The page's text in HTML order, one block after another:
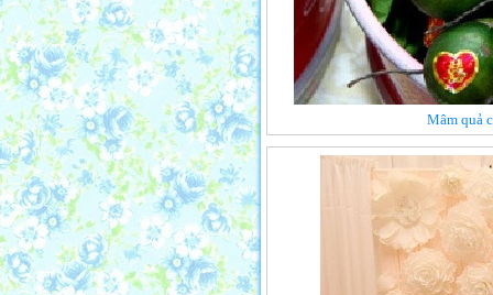
Mâm quả